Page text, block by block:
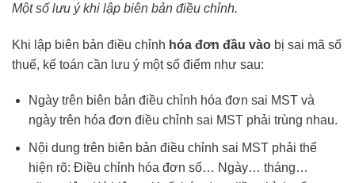
Một số lưu ý khi lập biên bản điều chỉnh.
Khi lập biên bản điều chỉnh hóa đơn đầu vào bị sai mã số
thuế, kế toán cần lưu ý một số điểm như sau:
Ngày trên biên bản điều chỉnh hóa đơn sai MST và
ngày trên hóa đơn điều chỉnh sai MST phải trùng nhau.
Nội dung trên biên bản điều chỉnh sai MST phải thể
hiện rõ: Điều chỉnh hóa đơn số… Ngày… tháng…